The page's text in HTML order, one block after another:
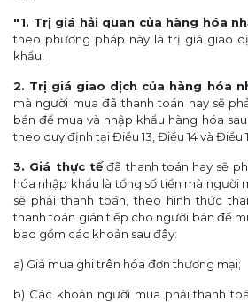
"1. Trị giá hải quan của hàng hóa
theo phương pháp này là trị giá giao
khẩu.
2. Trị giá giao dịch của hàng hóa
mà người mua đã thanh toán hay sẽ
bán để mua và nhập khẩu hàng hóa
theo quy định tại Điều 13, Điều 14 và Điều
3. Giá thực tếđã thanh toán hay sẽ
hóa nhập khẩu là tổng số tiền mà người
sẽ phải thanh toán, theo hình thức
thanh toán gián tiếp cho người bán để
bao gồm các khoản sau đây:
a) Giá mua ghi trên hóa đơn thương mại;
b) Các khoản người mua phải thanh